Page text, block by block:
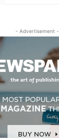
- Advertisement -